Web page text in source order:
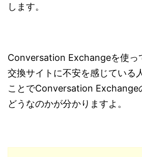
します。
Conversation Exchangeを使っ
交換サイトに不安を感じている
ことでConversation Exchange
どうなのかが分かりますよ。